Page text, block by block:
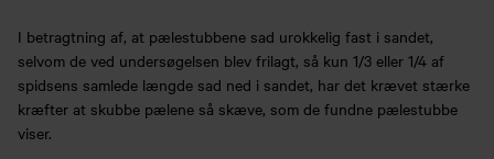
I betragtning af, at pælestubbene sad urokkelig fast i sandet,
selvom de ved undersøgelsen blev frilagt, så kun 1/3 eller 1/4 af
spidsens samlede længde sad ned i sandet, har det krævet stærke
kræfter at skubbe pælene så skæve, som de fundne pælestubbe
viser.